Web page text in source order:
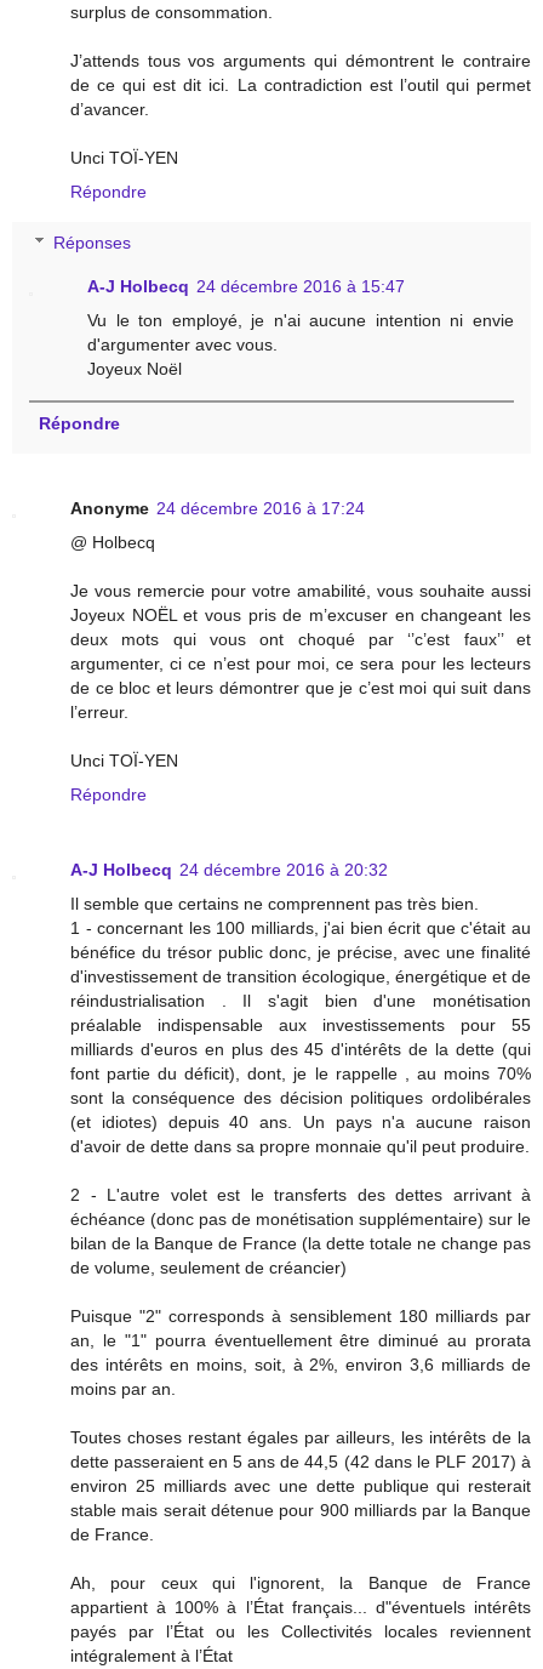
surplus de consommation.
J’attends tous vos arguments qui démontrent le contraire
de ce qui est dit ici. La contradiction est l’outil qui permet
d’avancer.
Unci TOÏ-YEN
Répondre
Réponses
A-J Holbecq 24 décembre 2016 à 15:47
Vu le ton employé, je n'ai aucune intention ni envie
d'argumenter avec vous.
Joyeux Noël
Répondre
Anonyme 24 décembre 2016 à 17:24
@ Holbecq
Je vous remercie pour votre amabilité, vous souhaite aussi
Joyeux NOËL et vous pris de m’excuser en changeant les
deux mots qui vous ont choqué par ‘’c’est faux’’ et
argumenter, ci ce n’est pour moi, ce sera pour les lecteurs
de ce bloc et leurs démontrer que je c’est moi qui suit dans
l’erreur.
Unci TOÏ-YEN
Répondre
A-J Holbecq 24 décembre 2016 à 20:32
Il semble que certains ne comprennent pas très bien.
1 - concernant les 100 milliards, j'ai bien écrit que c'était au
bénéfice du trésor public donc, je précise, avec une finalité
d'investissement de transition écologique, énergétique et de
réindustrialisation . Il s'agit bien d'une monétisation
préalable indispensable aux investissements pour 55
milliards d'euros en plus des 45 d'intérêts de la dette (qui
font partie du déficit), dont, je le rappelle , au moins 70%
sont la conséquence des décision politiques ordolibérales
(et idiotes) depuis 40 ans. Un pays n'a aucune raison
d'avoir de dette dans sa propre monnaie qu'il peut produire.
2 - L'autre volet est le transferts des dettes arrivant à
échéance (donc pas de monétisation supplémentaire) sur le
bilan de la Banque de France (la dette totale ne change pas
de volume, seulement de créancier)
Puisque "2" corresponds à sensiblement 180 milliards par
an, le "1" pourra éventuellement être diminué au prorata
des intérêts en moins, soit, à 2%, environ 3,6 milliards de
moins par an.
Toutes choses restant égales par ailleurs, les intérêts de la
dette passeraient en 5 ans de 44,5 (42 dans le PLF 2017) à
environ 25 milliards avec une dette publique qui resterait
stable mais serait détenue pour 900 milliards par la Banque
de France.
Ah, pour ceux qui l'ignorent, la Banque de France
appartient à 100% à l’État français... d"éventuels intérêts
payés par l’État ou les Collectivités locales reviennent
intégralement à l’État